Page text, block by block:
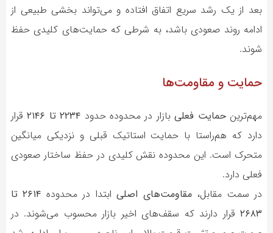
بعد از یک رشد سریع اتفاق افتاده و می‌تواند بخشی طبیعی از
ادامه روند صعودی باشد، به شرطی که حمایت‌های کلیدی حفظ
شوند.
حمایت و مقاومت‌ها
مهم‌ترینحمایت فعلیبازار در محدوده حدود ۲۲۳۴ تا ۲۱۴۶
قرار
دارد که هم‌راستا با حمایت استاتیک قبلی و نزدیکی میانگین
متحرک است. این محدوده نقش کلیدی در حفظ ساختار صعودی
فعلی دارد.
در سمت مقابل،مقاومت‌های اصلیابتدا در محدوده
۲۶۱۴ تا
۲۶۸۳ قرار دارند که سقف‌های اخیر بازار محسوب می‌شوند. در